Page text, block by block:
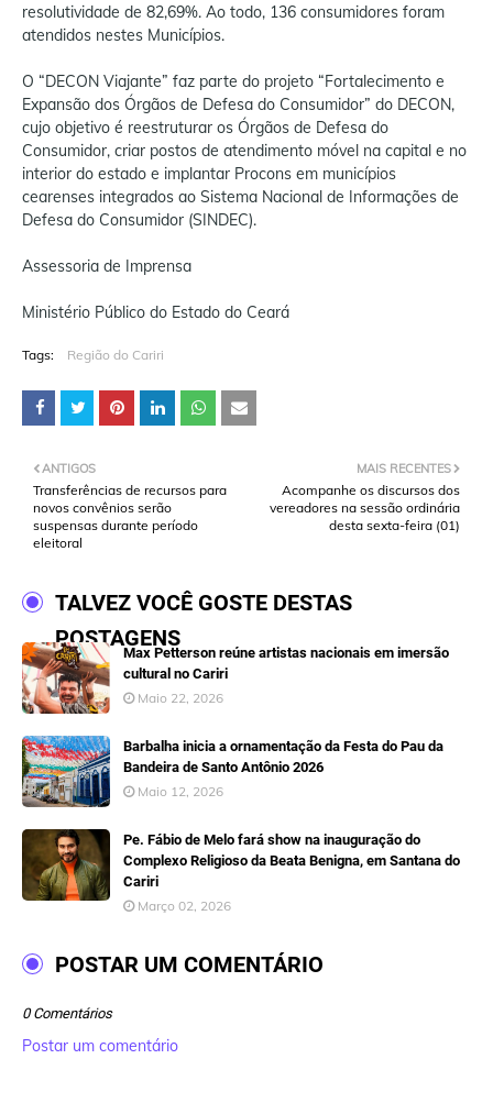
resolutividade de 82,69%. Ao todo, 136 consumidores foram
atendidos nestes Municípios.
O “DECON Viajante” faz parte do projeto “Fortalecimento e
Expansão dos Órgãos de Defesa do Consumidor” do DECON,
cujo objetivo é reestruturar os Órgãos de Defesa do
Consumidor, criar postos de atendimento móvel na capital e no
interior do estado e implantar Procons em municípios
cearenses integrados ao Sistema Nacional de Informações de
Defesa do Consumidor (SINDEC).
Assessoria de Imprensa
Ministério Público do Estado do Ceará
Tags: Região do Cariri
MAIS RECENTES
Acompanhe os discursos dos
vereadores na sessão ordinária
desta sexta-feira (01)
ANTIGOS
Transferências de recursos para
novos convênios serão
suspensas durante período
eleitoral
TALVEZ VOCÊ GOSTE DESTAS
POSTAGENS
Max Petterson reúne artistas nacionais em imersão
cultural no Cariri
Maio 22, 2026
Barbalha inicia a ornamentação da Festa do Pau da
Bandeira de Santo Antônio 2026
Maio 12, 2026
Pe. Fábio de Melo fará show na inauguração do
Complexo Religioso da Beata Benigna, em Santana do
Cariri
Março 02, 2026
POSTAR UM COMENTÁRIO
0 Comentários
Postar um comentário